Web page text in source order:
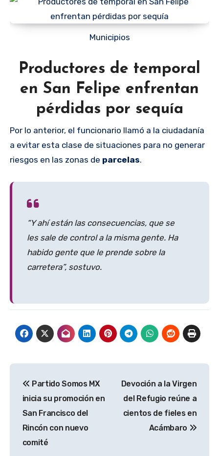
Municipios
Productores de temporal
en San Felipe enfrentan
pérdidas por sequía
Por lo anterior, el funcionario llamó a la ciudadanía
a evitar esta clase de situaciones para no generar
riesgos en las zonas de parcelas.
“Y ahí están las consecuencias, que se
les sale de control a la misma gente. Ha
habido gente que le prende sobre la
carretera”, sostuvo.
de
entradas
Partido Somos MX
inicia su promoción en
San Francisco del
Rincón con nuevo
comité
Devoción a la Virgen
del Refugio reúne a
cientos de fieles en
Acámbaro